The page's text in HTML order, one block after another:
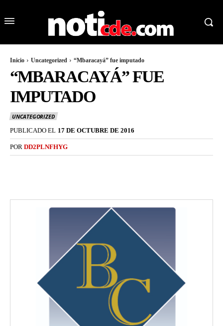
Inicio Uncategorized “Mbaracayá” fue imputado
“MBARACAYÁ” FUE
IMPUTADO
UNCATEGORIZED
PUBLICADO EL 17 DE OCTUBRE DE 2016
POR DD2PLNFHYG